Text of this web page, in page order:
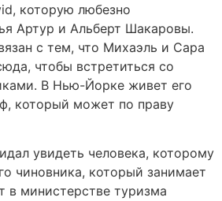
которую любезно
Артур и Альберт Шакаровы.
с тем, что Михаэль и Сара
чтобы встретиться со
В Нью-Йорке живет его
который может по праву
увидеть человека, которому
чиновника, который занимает
в министерстве туризма